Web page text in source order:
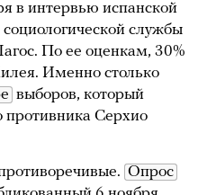
в интервью испанской
социологической службы
По ее оценкам, 30%
Именно столько
выборов, который
противника Серхио
Опрос